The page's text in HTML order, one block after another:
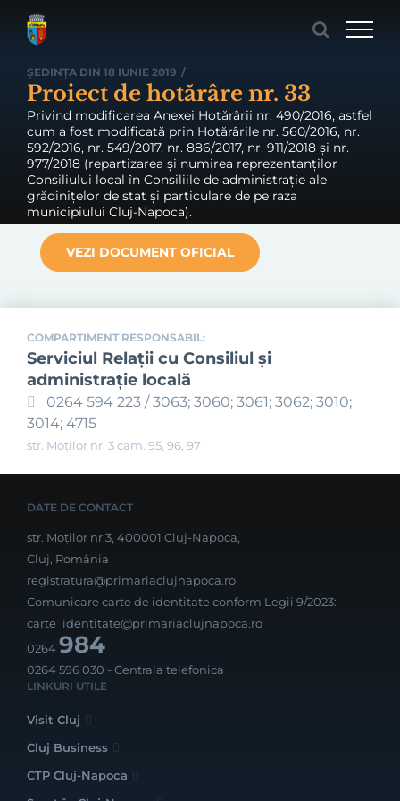
ȘEDINȚA DIN 18 IUNIE 2019 /
Proiect de hotărâre nr. 33
Privind modificarea Anexei Hotărârii nr. 490/2016, astfel
cum a fost modificată prin Hotărârile nr. 560/2016, nr.
592/2016, nr. 549/2017, nr. 886/2017, nr. 911/2018 și nr.
977/2018 (repartizarea și numirea reprezentanților
Consiliului local în Consiliile de administrație ale
grădinițelor de stat și particulare de pe raza
municipiului Cluj-Napoca).
VEZI DOCUMENT OFICIAL
COMPARTIMENT RESPONSABIL:
Serviciul Relaţii cu Consiliul şi
administraţie locală
0264 594 223 / 3063; 3060; 3061; 3062; 3010;
3014; 4715
str. Moților nr. 3 cam. 95, 96, 97
DATE DE CONTACT
str. Moților nr.3, 400001 Cluj-Napoca,
Cluj, România
registratura@primariaclujnapoca.ro
Comunicare carte de identitate conform Legii 9/2023:
carte_identitate@primariaclujnapoca.ro
0264984
0264 596 030 - Centrala telefonica
LINKURI UTILE
Visit Cluj
Cluj Business
CTP Cluj-Napoca